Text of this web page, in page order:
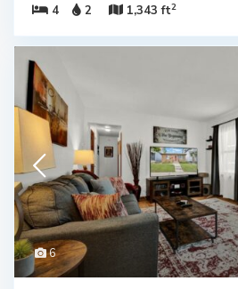
4
2 1,343 ft2
6